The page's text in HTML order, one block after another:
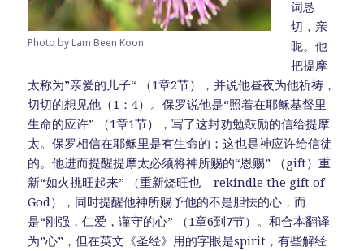
Photo by Lam Been Koon
词恳
切，亲
昵。他
把提摩
太称为”亲爱的儿子“ （1章2节），并说他昼夜为他祈祷，
切切的想见他（1：4）。保罗说他是“照着在耶稣基督里
生命的应许” （1章1节），写了这封劝勉鼓励的信给提摩
太。保罗相信在耶稣里是有生命的；这也是神应许给信徒
的。他进而提醒提摩太必须将神所赐的“恩赐” （gift）重
新“如火挑旺起来” （重新烧旺也 – rekindle the gift of
God），同时提醒他神所赐予他的不是胆怯的心，而
是“刚强，仁爱，谨守的心” （1章6到7节）。和合本翻译
为”心”，但在英文《圣经》用的字眼是spirit，有些解经